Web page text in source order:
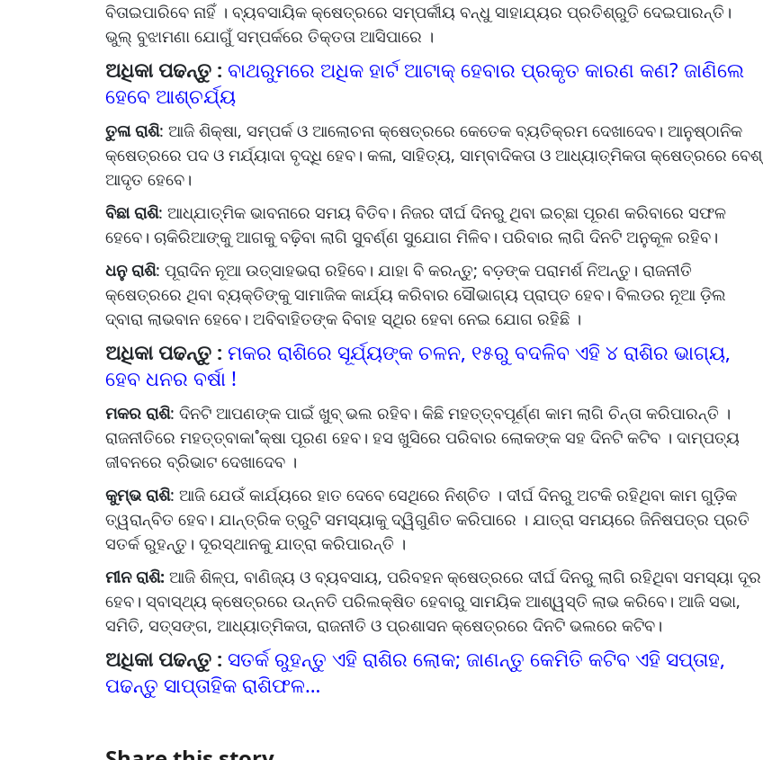
ବିତାଇପାରିବେ ନାହିଁ । ବ୍ୟବସାୟିକ କ୍ଷେତ୍ରରେ ସମ୍ପର୍କୀୟ ବନ୍ଧୁ ସାହାଯ୍ୟର ପ୍ରତିଶ୍ରୁତି ଦେଇପାରନ୍ତି।
ଭୁଲ୍ ବୁଝାମଣା ଯୋଗୁଁ ସମ୍ପର୍କରେ ତିକ୍ତତା ଆସିପାରେ ।
ଅଧିକା ପଢନ୍ତୁ : ବାଥରୁମରେ ଅଧିକ ହାର୍ଟ ଆଟାକ୍ ହେବାର ପ୍ରକୃତ କାରଣ କଣ? ଜାଣିଲେ
ହେବେ ଆଶ୍ଚର୍ଯ୍ୟ
ତୁଳା ରାଶି: ଆଜି ଶିକ୍ଷା, ସମ୍ପର୍କ ଓ ଆଲୋଚନା କ୍ଷେତ୍ରରେ କେତେକ ବ୍ୟତିକ୍ରମ ଦେଖାଦେବ। ଆନୁଷ୍ଠାନିକ
କ୍ଷେତ୍ରରେ ପଦ ଓ ମର୍ଯ୍ୟାଦା ବୃଦ୍ଧି ହେବ। କଳା, ସାହିତ୍ୟ, ସାମ୍ବାଦିକତା ଓ ଆଧ୍ୟାତ୍ମିକତା କ୍ଷେତ୍ରରେ ବେଶ୍‌
ଆଦୃତ ହେବେ।
ବିଛା ରାଶି: ଆଧ୍ଯାତ୍ମିକ ଭାବନାରେ ସମୟ ବିତିବ। ନିଜର ଦୀର୍ଘ ଦିନରୁ ଥିବା ଇଚ୍ଛା ପୂରଣ କରିବାରେ ସଫଳ
ହେବେ। ଚାକିରିଆଙ୍କୁ ଆଗକୁ ବଢ଼ିବା ଲାଗି ସୁବର୍ଣ୍ଣ ସୁଯୋଗ ମିଳିବ। ପରିବାର ଲାଗି ଦିନଟି ଅନୁକୂଳ ରହିବ।
ଧନୁ ରାଶି: ପୂରାଦିନ ନୂଆ ଉତ୍ସାହଭରା ରହିବେ। ଯାହା ବି କରନ୍ତୁ; ବଡ଼ଙ୍କ ପରାମର୍ଶ ନିଅନ୍ତୁ। ରାଜନୀତି
କ୍ଷେତ୍ରରେ ଥିବା ବ୍ୟକ୍ତିଙ୍କୁ ସାମାଜିକ କାର୍ଯ୍ୟ କରିବାର ସୌଭାଗ୍ୟ ପ୍ରାପ୍ତ ହେବ। ବିଲଡର ନୂଆ ଡ଼ିଲ
ଦ୍ବାରା ଲାଭବାନ ହେବେ। ଅବିବାହିତଙ୍କ ବିବାହ ସ୍ଥିର ହେବା ନେଇ ଯୋଗ ରହିଛି ।
ଅଧିକା ପଢନ୍ତୁ : ମକର ରାଶିରେ ସୂର୍ଯ୍ୟଙ୍କ ଚଳନ, ୧୫ରୁ ବଦଳିବ ଏହି ୪ ରାଶିର ଭାଗ୍ୟ,
ହେବ ଧନର ବର୍ଷା !
ମକର ରାଶି: ଦିନଟି ଆପଣଙ୍କ ପାଇଁ ଖୁବ୍‌ ଭଲ ରହିବ। କିଛି ମହତ୍ତ୍ବପୂର୍ଣ୍ଣ କାମ ଲାଗି ଚିନ୍ତା କରିପାରନ୍ତି ।
ରାଜନୀତିରେ ମହତ୍ତ୍ବାକା˚କ୍ଷା ପୂରଣ ହେବ। ହସ ଖୁସିରେ ପରିବାର ଲୋକଙ୍କ ସହ ଦିନଟି କଟିବ । ଦାମ୍ପତ୍ୟ
ଜୀବନରେ ବ୍ରିଭାଟ ଦେଖାଦେବ ।
କୁମ୍ଭ ରାଶି: ଆଜି ଯେଉଁ କାର୍ଯ୍ୟରେ ହାତ ଦେବେ ସେଥିରେ ନିଶ୍ଚିତ । ଦୀର୍ଘ ଦିନରୁ ଅଟକି ରହିଥିବା କାମ ଗୁଡ଼ିକ
ତ୍ୱରାନ୍ବିତ ହେବ। ଯାନ୍ତ୍ରିକ ତ୍ରୁଟି ସମସ୍ୟାକୁ ଦ୍ୱିଗୁଣିତ କରିପାରେ । ଯାତ୍ରା ସମୟରେ ଜିନିଷପତ୍ର ପ୍ରତି
ସତର୍କ ରୁହନ୍ତୁ। ଦୂରସ୍ଥାନକୁ ଯାତ୍ରା କରିପାରନ୍ତି ।
ମୀନ ରାଶି: ଆଜି ଶିଳ୍ପ, ବାଣିଜ୍ୟ ଓ ବ୍ୟବସାୟ, ପରିବହନ କ୍ଷେତ୍ରରେ ଦୀର୍ଘ ଦିନରୁ ଲାଗି ରହିଥିବା ସମସ୍ୟା ଦୂର
ହେବ। ସ୍ବାସ୍ଥ୍ୟ କ୍ଷେତ୍ରରେ ଉନ୍ନତି ପରିଲକ୍ଷିତ ହେବାରୁ ସାମୟିକ ଆଶ୍ୱସ୍ତି ଲାଭ କରିବେ। ଆଜି ସଭା,
ସମିତି, ସତ୍‌ସଙ୍ଗ, ଆଧ୍ୟାତ୍ମିକତା, ରାଜନୀତି ଓ ପ୍ରଶାସନ କ୍ଷେତ୍ରରେ ଦିନଟି ଭଲରେ କଟିବ।
ଅଧିକା ପଢନ୍ତୁ : ସତର୍କ ରୁହନ୍ତୁ ଏହି ରାଶିର ଲୋକ; ଜାଣନ୍ତୁ କେମିତି କଟିବ ଏହି ସପ୍ତାହ,
ପଢନ୍ତୁ ସାପ୍ତାହିକ ରାଶିଫଳ…